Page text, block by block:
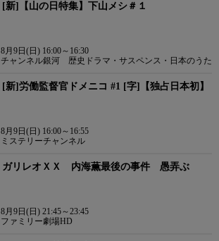
[新]【山の日特集】下山メシ＃１
8月9日(日) 16:00～16:30
チャンネル銀河 歴史ドラマ・サスペンス・日本のうた
[新]労働監督官ドメニコ #1 [字]【独占日本初】
8月9日(日) 16:00～16:55
ミステリーチャンネル
ガリレオＸＸ 内海薫最後の事件 愚弄ぶ
8月9日(日) 21:45～23:45
ファミリー劇場HD